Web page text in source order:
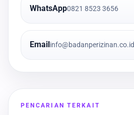
WhatsApp0821 8523 3656
Email info@badanperizinan.co.id
PENCARIAN TERKAIT